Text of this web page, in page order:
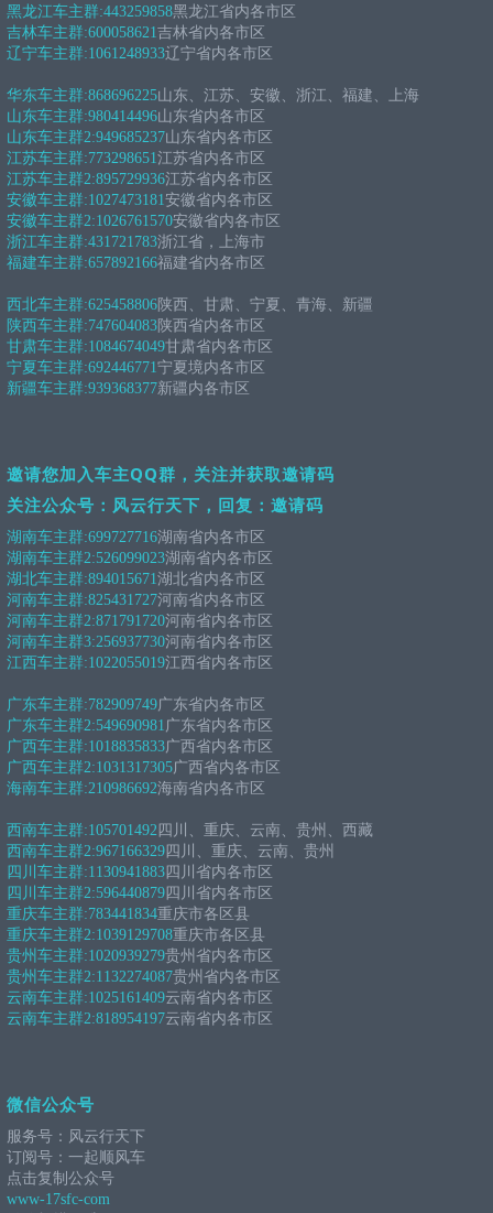
黑龙江车主群:443259858黑龙江省内各市区
吉林车主群:600058621吉林省内各市区
辽宁车主群:1061248933辽宁省内各市区
华东车主群:868696225山东、江苏、安徽、浙江、福建、上海
山东车主群:980414496山东省内各市区
山东车主群2:949685237山东省内各市区
江苏车主群:773298651江苏省内各市区
江苏车主群2:895729936江苏省内各市区
安徽车主群:1027473181安徽省内各市区
安徽车主群2:1026761570安徽省内各市区
浙江车主群:431721783浙江省，上海市
福建车主群:657892166福建省内各市区
西北车主群:625458806陕西、甘肃、宁夏、青海、新疆
陕西车主群:747604083陕西省内各市区
甘肃车主群:1084674049甘肃省内各市区
宁夏车主群:692446771宁夏境内各市区
新疆车主群:939368377新疆内各市区
邀请您加入车主QQ群，关注并获取邀请码
关注公众号：风云行天下，回复：邀请码
湖南车主群:699727716湖南省内各市区
湖南车主群2:526099023湖南省内各市区
湖北车主群:894015671湖北省内各市区
河南车主群:825431727河南省内各市区
河南车主群2:871791720河南省内各市区
河南车主群3:256937730河南省内各市区
江西车主群:1022055019江西省内各市区
广东车主群:782909749广东省内各市区
广东车主群2:549690981广东省内各市区
广西车主群:1018835833广西省内各市区
广西车主群2:1031317305广西省内各市区
海南车主群:210986692海南省内各市区
西南车主群:105701492 四川、重庆、云南、贵州、西藏
西南车主群2:967166329 四川、重庆、云南、贵州
四川车主群:1130941883 四川省内各市区
四川车主群2:596440879 四川省内各市区
重庆车主群:783441834重庆市各区县
重庆车主群2:1039129708重庆市各区县
贵州车主群:1020939279贵州省内各市区
贵州车主群2:1132274087贵州省内各市区
云南车主群:1025161409云南省内各市区
云南车主群2:818954197云南省内各市区
微信公众号
服务号：风云行天下
订阅号：一起顺风车
点击复制公众号
www-17sfc-com